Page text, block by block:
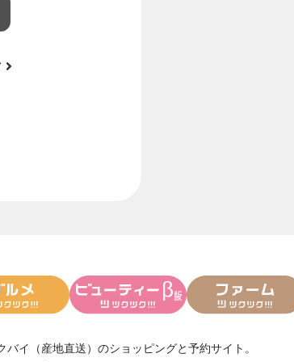
バイ（産地直送） のショッピングと予約サイト。